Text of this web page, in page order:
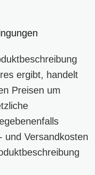
ergibt, handelt
Preisen um
und Versandkosten